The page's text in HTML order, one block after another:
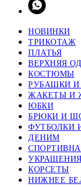
НОВИНКИ
ТРИКОТАЖ
ПЛАТЬЯ
ВЕРХНЯЯ
КОСТЮМЫ
РУБАШКИ И
ЖАКЕТЫ И
ЮБКИ
БРЮКИ И
ФУТБОЛКИ
ДЕНИМ
УКРАШЕНИЯ
КОРСЕТЫ
НИЖНЕЕ